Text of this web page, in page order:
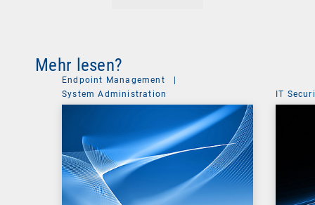
Mehr lesen?
Endpoint Management
System Administration
IT